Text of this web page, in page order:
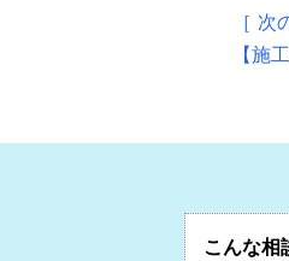
［ 次
【施
こんな相